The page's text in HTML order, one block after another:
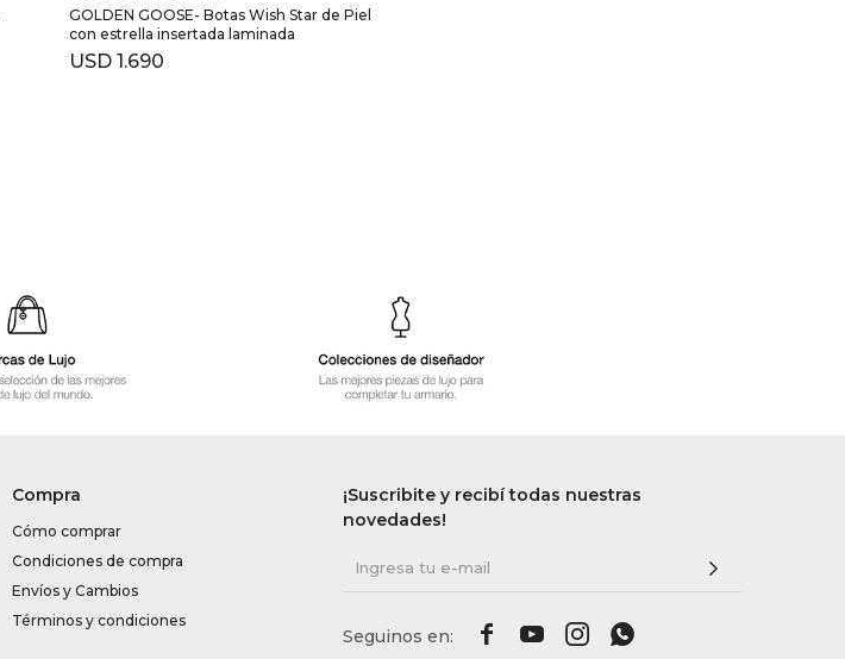
GOLDEN GOOSE- Botas Wish Star de Piel
con estrella insertada laminada
USD 1.690
Compra
Cómo comprar
Condiciones de compra
Envíos y Cambios
Términos y condiciones
¡Suscribite y recibí todas nuestras
novedades!
   